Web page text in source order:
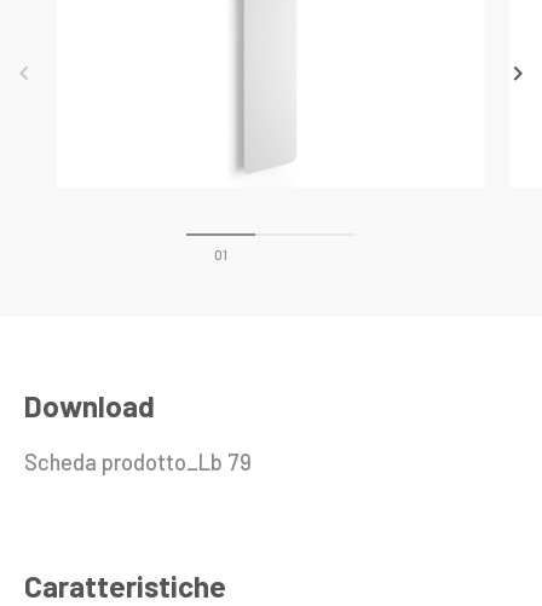
keyboard_arrow_left keyboard_arrow_right
Download
Scheda prodotto_Lb 79
Caratteristiche